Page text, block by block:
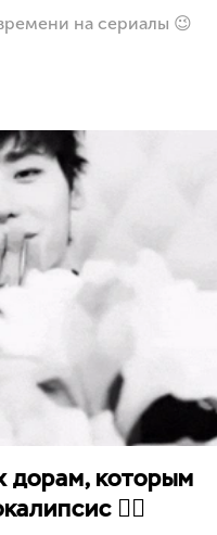
на сериалы 😉
дорам, которым
🧟‍♂️